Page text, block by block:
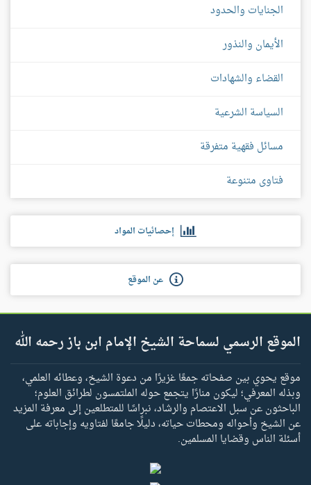
الجنايات والحدود
الأيمان والنذور
القضاء والشهادات
السياسة الشرعية
مسائل فقهية متفرقة
فتاوى متنوعة
إحصائيات المواد
عن الموقع
الموقع الرسمي لسماحة الشيخ الإمام ابن باز رحمه الله
موقع يحوي بين صفحاته جمعًا غزيرًا من دعوة الشيخ، وعطائه العلمي،
وبذله المعرفي؛ ليكون منارًا يتجمع حوله الملتمسون لطرائق العلوم؛
الباحثون عن سبل الاعتصام والرشاد، نبراسًا للمتطلعين إلى معرفة المزيد
عن الشيخ وأحواله ومحطات حياته، دليلًا جامعًا لفتاويه وإجاباته على
أسئلة الناس وقضايا المسلمين.